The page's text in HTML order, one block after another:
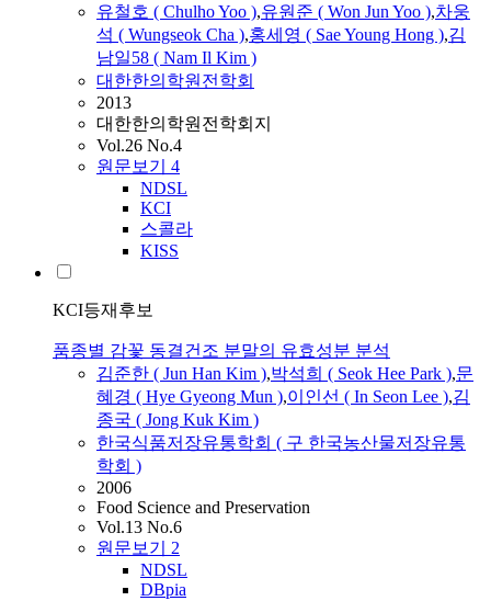
유철호 ( Chulho Yoo ),유원준 ( Won JunYoo ),차웅
석 ( Wungseok Cha ),홍세영 ( Sae Young Hong ),김
남일58 ( Nam Il Kim )
대한한의학원전학회
2013
대한한의학원전학회지
Vol.26 No.4
원문보기 4
NDSL
KCI
스콜라
KISS
KCI등재후보
품종별 감꽃 동결건조 분말의 유효성분 분석
김준한 ( Jun Han Kim ),박석희 ( Seok Hee Park ),문
혜경 ( Hye Gyeong Mun ),이인선 ( In Seon Lee ),김
종국 ( Jong Kuk Kim )
한국식품저장유통학회 ( 구 한국농산물저장유통
학회 )
2006
Food Science and Preservation
Vol.13 No.6
원문보기 2
NDSL
DBpia